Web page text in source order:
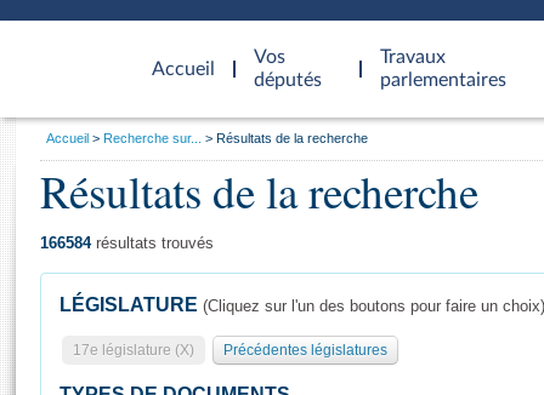
Accueil
d'accueil
Vos
députés
Travaux
parlementaires
Général
Vous
Accueil Recherche sur... Résultats de la recherche
Résultats de la recherche
166584résultats trouvés
LÉGISLATURE (Cliquez sur l'un des boutons pour faire un choix)
17e législature (X) Précédentes législatures